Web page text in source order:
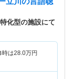
化型の施設にて
は28.0万円